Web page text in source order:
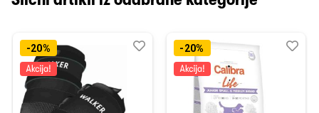
-20%
Dodaj
Uporedi-20%